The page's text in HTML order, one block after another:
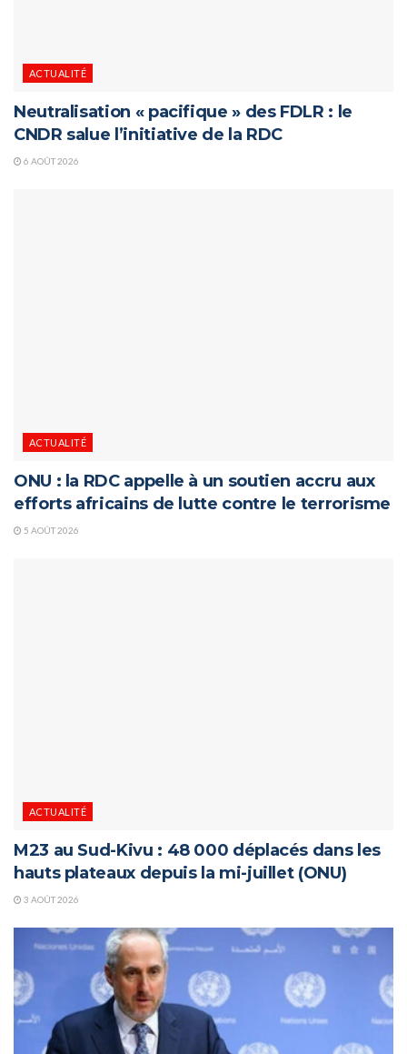
ACTUALITÉ
Neutralisation « pacifique » des FDLR : le
CNDR salue l’initiative de la RDC
6 AOÛT 2026
ACTUALITÉ
ONU : la RDC appelle à un soutien accru aux
efforts africains de lutte contre le terrorisme
5 AOÛT 2026
ACTUALITÉ
M23 au Sud-Kivu : 48 000 déplacés dans les
hauts plateaux depuis la mi-juillet (ONU)
3 AOÛT 2026